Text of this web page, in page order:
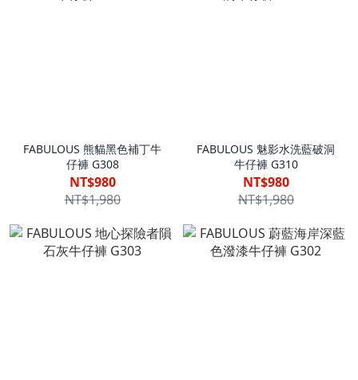
FABULOUS 熊貓黑色補丁牛
仔褲 G308
NT$980
NT$1,980
FABULOUS 魅影水洗藍破洞
牛仔褲 G310
NT$980
NT$1,980